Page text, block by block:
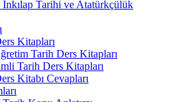
İnkılap Tarihi ve Atatürkçülük
Kitapları
Tarih Ders Kitapları
Tarih Ders Kitapları
Kitabı Cevapları